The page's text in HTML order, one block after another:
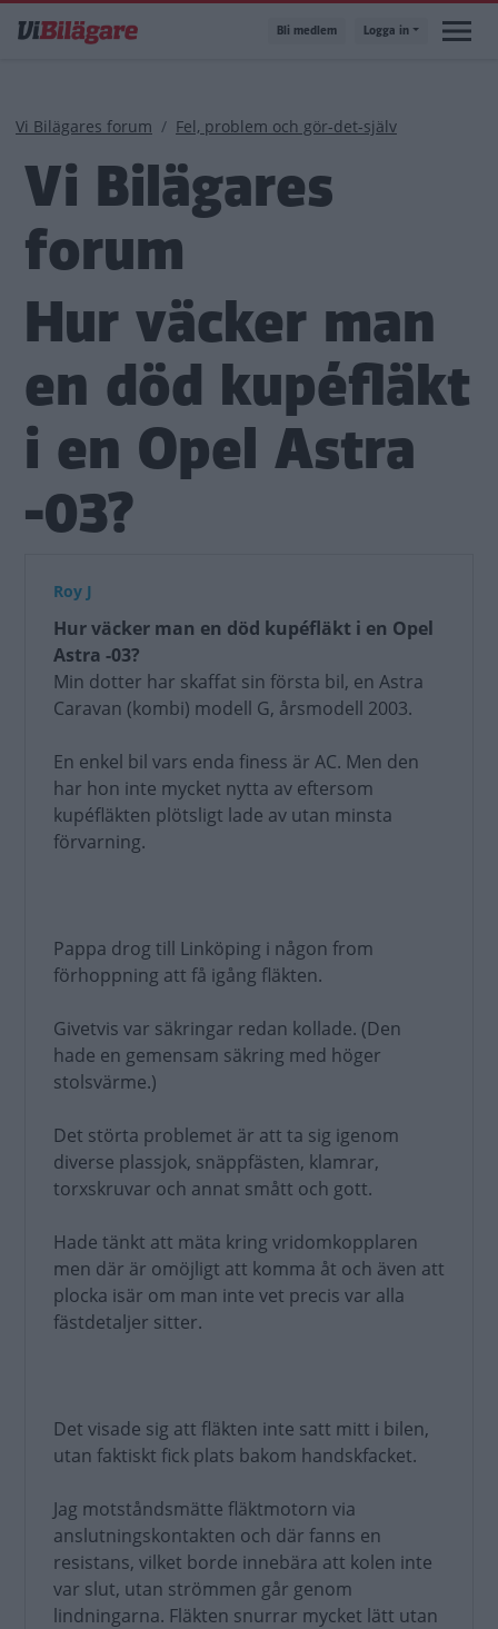
till
Bli medlem Logga in
Länkstig
Vi Bilägares forum Fel, problem och gör-det-själv
Vi Bilägares
forum
Hur väcker man
en död kupéfläkt
i en Opel Astra
-03?
Roy J
Hur väcker man en död kupéfläkt i en Opel
Astra -03?
Min dotter har skaffat sin första bil, en Astra
Caravan (kombi) modell G, årsmodell 2003.
En enkel bil vars enda finess är AC. Men den
har hon inte mycket nytta av eftersom
kupéfläkten plötsligt lade av utan minsta
förvarning.
Pappa drog till Linköping i någon from
förhoppning att få igång fläkten.
Givetvis var säkringar redan kollade. (Den
hade en gemensam säkring med höger
stolsvärme.)
Det störta problemet är att ta sig igenom
diverse plassjok, snäppfästen, klamrar,
torxskruvar och annat smått och gott.
Hade tänkt att mäta kring vridomkopplaren
men där är omöjligt att komma åt och även att
plocka isär om man inte vet precis var alla
fästdetaljer sitter.
Det visade sig att fläkten inte satt mitt i bilen,
utan faktiskt fick plats bakom handskfacket.
Jag motståndsmätte fläktmotorn via
anslutningskontakten och där fanns en
resistans, vilket borde innebära att kolen inte
var slut, utan strömmen går genom
lindningarna. Fläkten snurrar mycket lätt utan